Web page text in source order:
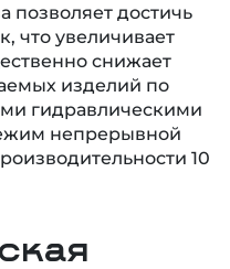
позволяет достичь
что увеличивает
снижает
изделий по
гидравлическими
непрерывной
10